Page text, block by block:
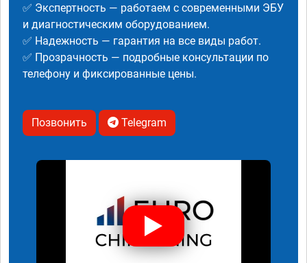
✅ Экспертность — работаем с современными ЭБУ
и диагностическим оборудованием.
✅ Надежность — гарантия на все виды работ.
✅ Прозрачность — подробные консультации по
телефону и фиксированные цены.
Позвонить Telegram